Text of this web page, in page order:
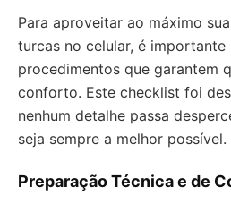
Para aproveitar ao máximo
turcas no celular, é importante
procedimentos que garantem
conforto. Este checklist foi
nenhum detalhe passa
seja sempre a melhor possível.
Preparação Técnica e de